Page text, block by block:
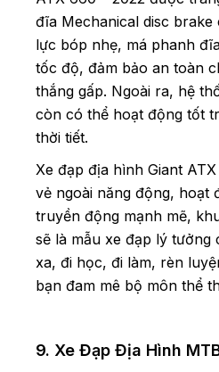
đĩa Mechanical disc
lực bóp nhẹ, má phanh
tốc độ, đảm bảo an toàn
thắng gấp. Ngoài ra, hệ
còn có thể hoạt động tốt
thời tiết.
Xe đạp địa hình Giant
vẻ ngoài năng động, hoạt
truyền động mạnh mẽ,
sẽ là mẫu xe đạp lý
xa, đi học, đi làm, rèn
bạn đam mê bộ môn thể
9. Xe Đạp Địa Hình